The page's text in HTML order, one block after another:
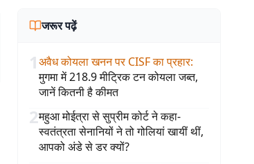
जरूर पढ़ें
1अवैध कोयला खनन पर CISF का प्रहार:
मुगमा में 218.9 मीट्रिक टन कोयला जब्त,
जानें कितनी है कीमत
2महुआ मोईत्रा से सुप्रीम कोर्ट ने कहा-
स्वतंत्रता सेनानियों ने तो गोलियां खायीं थीं,
आपको अंडे से डर क्यों?